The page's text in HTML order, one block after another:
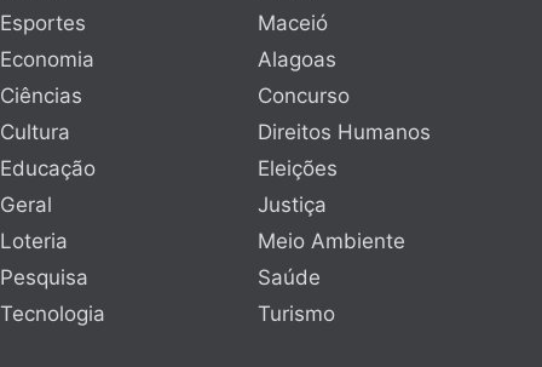
Esportes
Maceió
Economia
Alagoas
Ciências
Concurso
Cultura
Direitos Humanos
Educação
Eleições
Geral
Justiça
Loteria
Meio Ambiente
Pesquisa
Saúde
Tecnologia
Turismo